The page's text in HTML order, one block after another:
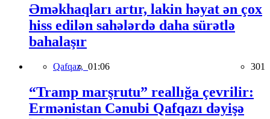
Əməkhaqları artır, lakin həyat ən çox
hiss edilən sahələrdə daha sürətlə
bahalaşır
Qafqaz, 01:06 301
“Tramp marşrutu” reallığa çevrilir:
Ermənistan Cənubi Qafqazı dəyişə